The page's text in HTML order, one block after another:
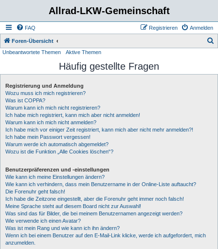
Allrad-LKW-Gemeinschaft
FAQ Anmelden
Registrieren
Foren-Übersicht
h
Unbeantwortete Themen Aktive Themen
Häufig gestellte Fragen
Registrierung und Anmeldung
Wozu muss ich mich registrieren?
Was ist COPPA?
Warum kann ich mich nicht registrieren?
Ich habe mich registriert, kann mich aber nicht anmelden!
Warum kann ich mich nicht anmelden?
Ich habe mich vor einiger Zeit registriert, kann mich aber nicht mehr anmelden?!
Ich habe mein Passwort vergessen!
Warum werde ich automatisch abgemeldet?
Wozu ist die Funktion „Alle Cookies löschen“?
Benutzerpräferenzen und -einstellungen
Wie kann ich meine Einstellungen ändern?
Wie kann ich verhindern, dass mein Benutzername in der Online-Liste auftaucht?
Die Forenuhr geht falsch!
Ich habe die Zeitzone eingestellt, aber die Forenuhr geht immer noch falsch!
Meine Sprache steht auf diesem Board nicht zur Auswahl!
Was sind das für Bilder, die bei meinem Benutzernamen angezeigt werden?
Wie verwende ich einen Avatar?
Was ist mein Rang und wie kann ich ihn ändern?
Wenn ich bei einem Benutzer auf den E-Mail-Link klicke, werde ich aufgefordert, mich
anzumelden.